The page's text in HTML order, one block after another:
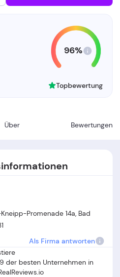
Über Bewertungen
96%
Topbewertung
Promenade 14a, Bad
Als Firma antworten
der besten Unternehmen in